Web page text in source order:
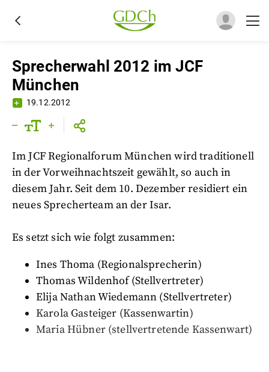
Sprecherwahl 2012 im JCF
München
19.12.2012
Im JCF Regionalforum München wird traditionell
in der Vorweihnachtszeit gewählt, so auch in
diesem Jahr. Seit dem 10. Dezember residiert ein
neues Sprecherteam an der Isar.
Es setzt sich wie folgt zusammen:
Ines Thoma (Regionalsprecherin)
Thomas Wildenhof (Stellvertreter)
Elija Nathan Wiedemann (Stellvertreter)
Karola Gasteiger (Kassenwartin)
Maria Hübner (stellvertretende Kassenwart)